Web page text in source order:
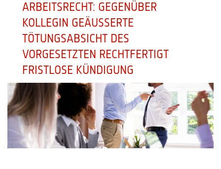
ARBEITSRECHT: GEGENÜBER
KOLLEGIN GEÄUSSERTE T
ÖTUNGSABSICHT DES V
ORGESETZTEN RECHTFERTIGT F
RISTLOSE KÜNDIGUNG